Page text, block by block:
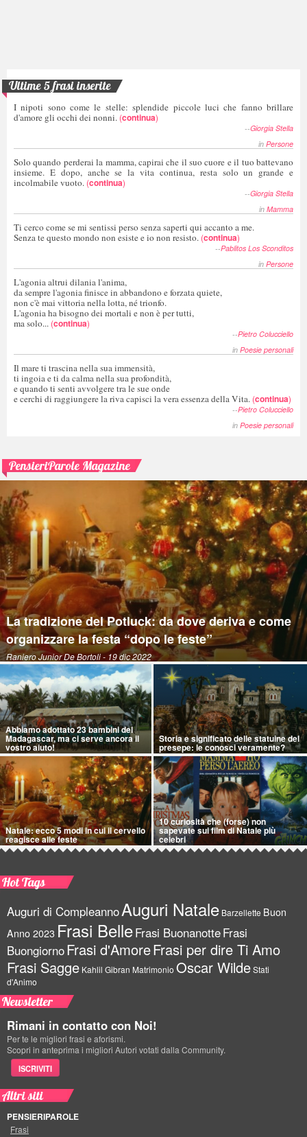
Ultime 5 frasi inserite
I nipoti sono come le stelle: splendide piccole luci che fanno brillare
d'amore gli occhi dei nonni. (continua)
--Giorgia Stella
in Persone
Solo quando perderai la mamma, capirai che il suo cuore e il tuo battevano
insieme. E dopo, anche se la vita continua, resta solo un grande e
incolmabile vuoto. (continua)
--Giorgia Stella
in Mamma
Ti cerco come se mi sentissi perso senza saperti qui accanto a me.
Senza te questo mondo non esiste e io non resisto. (continua)
--Pablitos Los Sconditos
in Persone
L'agonia altrui dilania l'anima,
da sempre l'agonia finisce in abbandono e forzata quiete,
non c'è mai vittoria nella lotta, né trionfo.
L'agonia ha bisogno dei mortali e non è per tutti,
ma solo... (continua)
--Pietro Colucciello
in Poesie personali
Il mare ti trascina nella sua immensità,
ti ingoia e ti da calma nella sua profondità,
e quando ti senti avvolgere tra le sue onde
e cerchi di raggiungere la riva capisci la vera essenza della Vita. (continua)
--Pietro Colucciello
in Poesie personali
PensieriParole Magazine
La tradizione del Potluck: da dove deriva e come
organizzare la festa “dopo le feste”
Raniero Junior De Bortoli- 19 dic 2022
Abbiamo adottato 23 bambini del
Madagascar, ma ci serve ancora il
vostro aiuto!
Storia e significato delle statuine del
presepe: le conosci veramente?
Natale: ecco 5 modi in cui il cervello
reagisce alle feste
10 curiosità che (forse) non
sapevate sui film di Natale più
celebri
Hot Tags
Auguri di CompleannoAuguri Natale Barzellette Buon
Anno 2023 Frasi BelleFrasi BuonanotteFrasi
BuongiornoFrasi d'AmoreFrasi per dire Ti Amo
Frasi Sagge Kahlil Gibran Matrimonio Oscar WildeStati
d'Animo
Newsletter
Rimani in contatto con Noi!
Per te le migliori frasi e aforismi.
Scopri in anteprima i migliori Autori votati dalla Community.
ISCRIVITI
Altri siti
PENSIERIPAROLE
Frasi